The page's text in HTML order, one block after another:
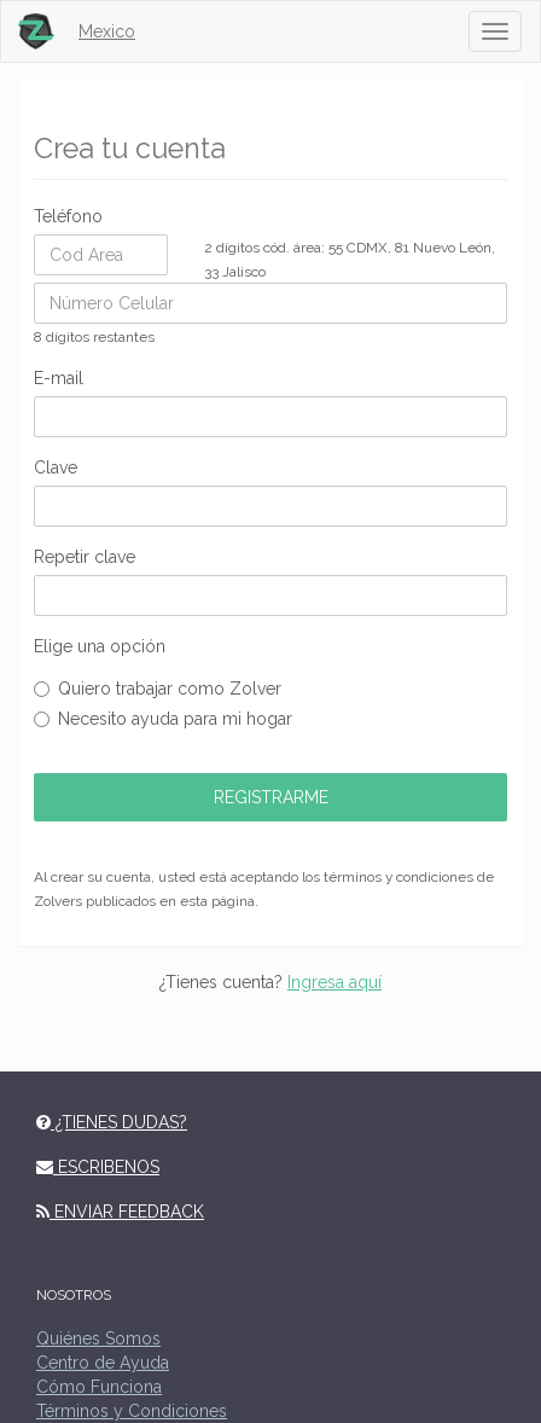
Mexico
Crea tu cuenta
Teléfono
2 dígitos cód. área: 55 CDMX, 81 Nuevo León,
33 Jalisco
8 dígitos restantes
E-mail
Clave
Repetir clave
Elige una opción
Quiero trabajar como Zolver
Necesito ayuda para mi hogar
Al crear su cuenta, usted está aceptando los términos y condiciones de
Zolvers publicados en esta página.
¿Tienes cuenta? Ingresa aquí
¿TIENES DUDAS?
ESCRIBENOS
ENVIAR FEEDBACK
NOSOTROS
Quiénes Somos
Centro de Ayuda
Cómo Funciona
Términos y Condiciones